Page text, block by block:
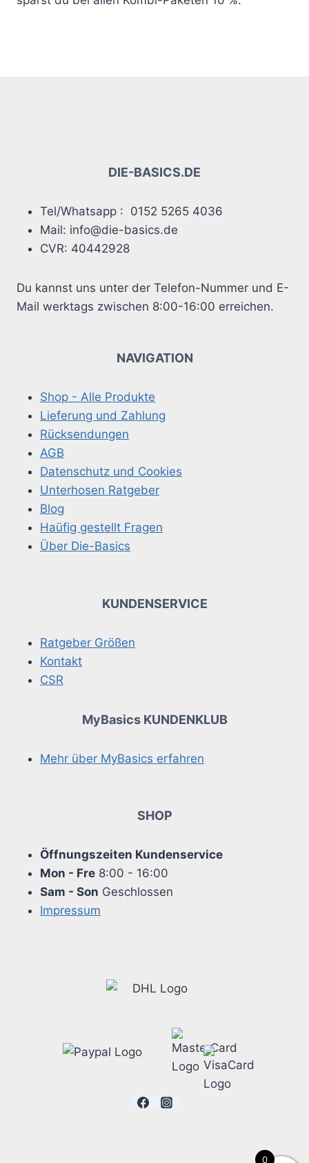
DIE-BASICS.DE
Tel/Whatsapp : 0152 5265 4036
Mail: info@die-basics.de
CVR: 40442928
Du kannst uns unter der Telefon-Nummer und E-
Mail werktags zwischen 8:00-16:00 erreichen.
NAVIGATION
Shop - Alle Produkte
Lieferung und Zahlung
Rücksendungen
AGB
Datenschutz und Cookies
Unterhosen Ratgeber
Blog
Haüfig gestellt Fragen
Über Die-Basics
KUNDENSERVICE
Ratgeber Größen
Kontakt
CSR
MyBasics KUNDENKLUB
Mehr über MyBasics erfahren
SHOP
Öffnungszeiten Kundenservice
Mon - Fre 8:00 - 16:00
Sam - Son Geschlossen
Impressum
0